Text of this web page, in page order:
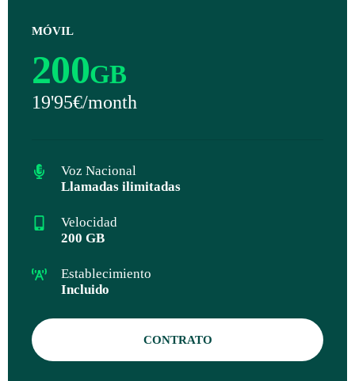
MÓVIL
200GB
19'95€/month
Voz Nacional
Llamadas ilimitadas
Velocidad
200 GB
Establecimiento
Incluido
CONTRATO